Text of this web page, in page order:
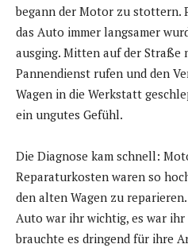
begann der Motor zu stottern.
das Auto immer langsamer
ausging. Mitten auf der Straße
Pannendienst rufen und den
Wagen in die Werkstatt
ein ungutes Gefühl.
Die Diagnose kam schnell:
Reparaturkosten waren so
den alten Wagen zu
Auto war ihr wichtig, es war
brauchte es dringend für ihre